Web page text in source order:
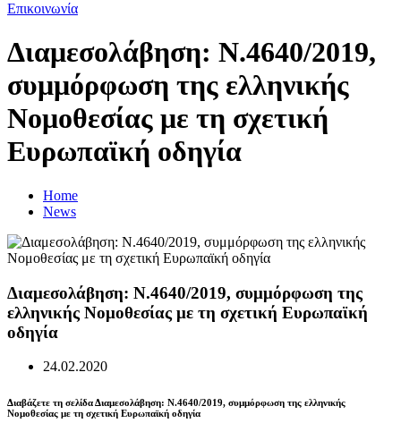
Επικοινωνία
Διαμεσολάβηση: Ν.4640/2019,
συμμόρφωση της ελληνικής
Νομοθεσίας με τη σχετική
Ευρωπαϊκή οδηγία
Home
News
Διαμεσολάβηση: Ν.4640/2019, συμμόρφωση της
ελληνικής Νομοθεσίας με τη σχετική Ευρωπαϊκή
οδηγία
24.02.2020
Διαβάζετε τη σελίδα Διαμεσολάβηση: Ν.4640/2019, συμμόρφωση της ελληνικής
Νομοθεσίας με τη σχετική Ευρωπαϊκή οδηγία